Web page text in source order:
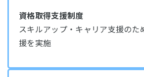
資格取得支援制度
スキルアップ・キャリア支援のた
援を実施